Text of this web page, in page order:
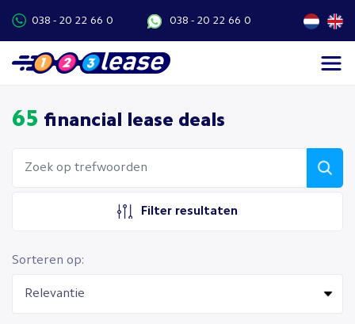
038 - 20 22 66 0 038 - 20 22 66 0
65 financial lease deals
Filter resultaten
Sorteren op: